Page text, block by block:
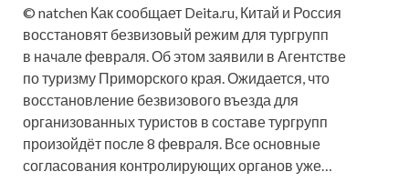
© natchen Как сообщает Deita.ru, Китай и Россия
восстановят безвизовый режим для тургрупп
в начале февраля. Об этом заявили в Агентстве
по туризму Приморского края. Ожидается, что
восстановление безвизового въезда для
организованных туристов в составе тургрупп
произойдёт после 8 февраля. Все основные
согласования контролирующих органов уже…